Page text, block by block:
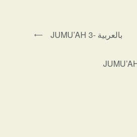
JUMU’AH 3- بالعربية